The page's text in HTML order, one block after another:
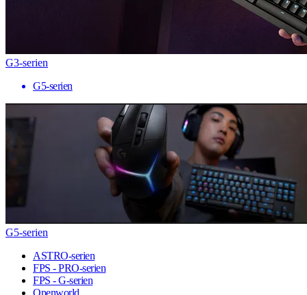
G3-serien
G5-serien
G5-serien
ASTRO-serien
FPS - PRO-serien
FPS - G-serien
Openworld